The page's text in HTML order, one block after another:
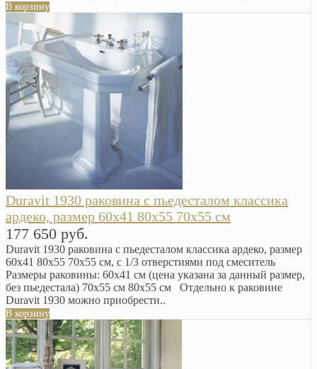
В корзину
Duravit 1930 раковина с пьедесталом классика
ардеко, размер 60x41 80x55 70x55 см
177 650 руб.
Duravit 1930 раковина с пьедесталом классика ардеко, размер
60x41 80x55 70x55 см, с 1/3 отверстиями под смеситель
Размеры раковины: 60x41 см (цена указана за данный размер,
без пьедестала) 70x55 см 80x55 см Отдельно к раковине
Duravit 1930 можно приобрести..
В корзину